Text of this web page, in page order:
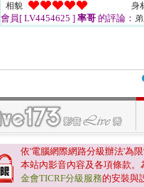
相貌
身
會員[ LV4454625 ] 率哥 的評論：
依'電腦網際網路分級辦法'為
本站內影音內容及各項條款。
金會TICRF分級服務的安裝與